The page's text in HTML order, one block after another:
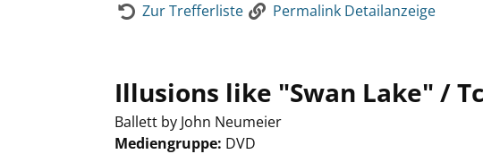
Zur Trefferliste Permalink Detailanzeige
Illusions like "Swan Lake" /
Ballett by John Neumeier
Mediengruppe: DVD